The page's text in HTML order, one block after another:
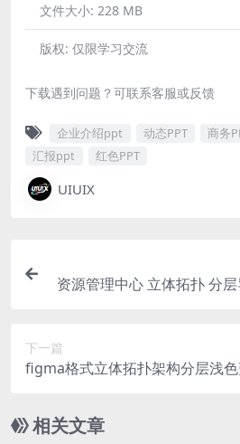
文件大小: 228 MB
版权: 仅限学习交流
下载遇到问题？可联系客服或反馈
企业介绍ppt 动态PPT 商务
汇报ppt
红色PPT
UIUIX
资源管理中心 立体拓扑 分
下一篇
figma格式立体拓扑架构分层浅
相关文章